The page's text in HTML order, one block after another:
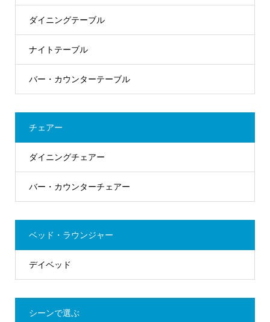
ダイニングテーブル
ナイトテーブル
バー・カウンターテーブル
チェアー
ダイニングチェアー
バー・カウンターチェアー
ベッド・ラウンジャー
デイベッド
シーンで選ぶ